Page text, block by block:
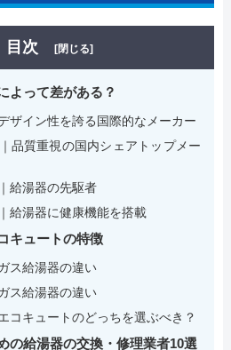
目次 [閉じる]
よって差がある？
ザイン性を誇る国際的なメーカー
品質重視の国内シェアトップメー
給湯器の先駆者
給湯器に健康機能を搭載
キュートの特徴
ス給湯器の違い
ス給湯器の違い
コキュートのどっちを選ぶべき？
の給湯器の交換・修理業者10選